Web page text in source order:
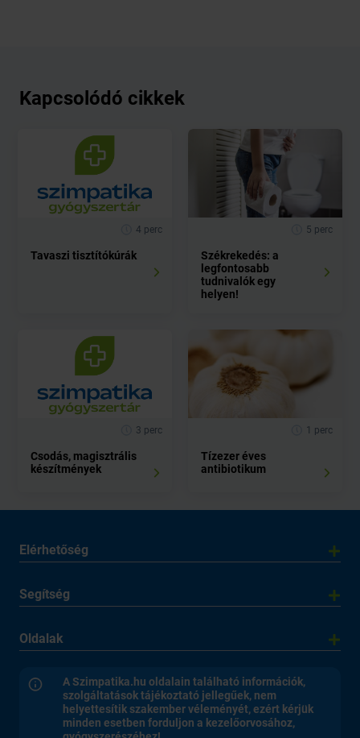
Kapcsolódó cikkek
4 perc
Tavaszi tisztítókúrák
5 perc
Székrekedés: a
legfontosabb
tudnivalók egy
helyen!
3 perc
Csodás, magisztrális
készítmények
1 perc
Tízezer éves
antibiotikum
Elérhetőség
Segítség
Oldalak
A Szimpatika.hu oldalain található információk,
szolgáltatások tájékoztató jellegűek, nem
helyettesítik szakember véleményét, ezért kérjük
minden esetben forduljon a kezelőorvosához,